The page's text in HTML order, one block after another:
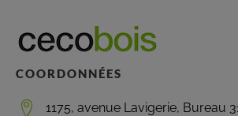
COORDONNÉES
1175, avenue Lavigerie, Bureau